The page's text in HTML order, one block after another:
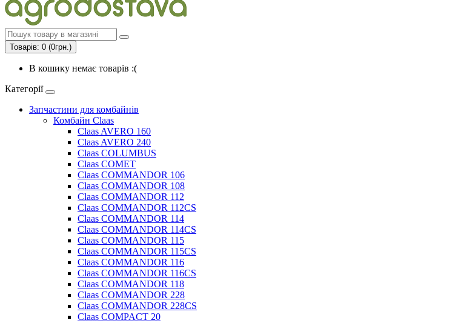
Товарів: 0 (0грн.)
В кошику немає товарів :(
Категорії
Запчастини для комбайнів
Комбайн Claas
Claas AVERO 160
Claas AVERO 240
Claas COLUMBUS
Claas COMET
Claas COMMANDOR 106
Claas COMMANDOR 108
Claas COMMANDOR 112
Claas COMMANDOR 112CS
Claas COMMANDOR 114
Claas COMMANDOR 114CS
Claas COMMANDOR 115
Claas COMMANDOR 115CS
Claas COMMANDOR 116
Claas COMMANDOR 116CS
Claas COMMANDOR 118
Claas COMMANDOR 228
Claas COMMANDOR 228CS
Claas COMPACT 20